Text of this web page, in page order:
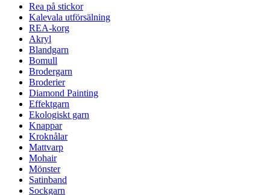
Rea på stickor
Kalevala utförsälning
REA-korg
Akryl
Blandgarn
Bomull
Brodergarn
Broderier
Diamond Painting
Effektgarn
Ekologiskt garn
Knappar
Kroknålar
Mattvarp
Mohair
Mönster
Satinband
Sockgarn